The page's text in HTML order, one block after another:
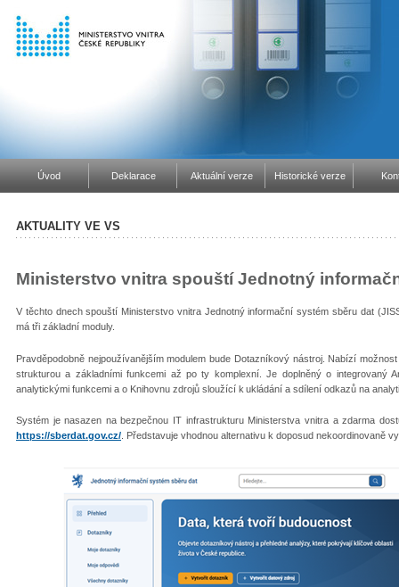
Úvod Deklarace Aktuální verze Historické verze
AKTUALITY VE VS
Ministerstvo vnitra spouští Jednotný
V těchto dnech spouští Ministerstvo vnitra Jednotný informační systém sběru dat
má tři základní moduly.
Pravděpodobně nejpoužívanějším modulem bude Dotazníkový nástroj. Nabízí
strukturou a základními funkcemi až po ty komplexní. Je doplněný o integrovaný
analytickými funkcemi a o Knihovnu zdrojů sloužící k ukládání a sdílení odkazů na
Systém je nasazen na bezpečnou IT infrastrukturu Ministerstva vnitra a zdarma
https://sberdat.gov.cz/ . Představuje vhodnou alternativu k doposud nekoordinovaně